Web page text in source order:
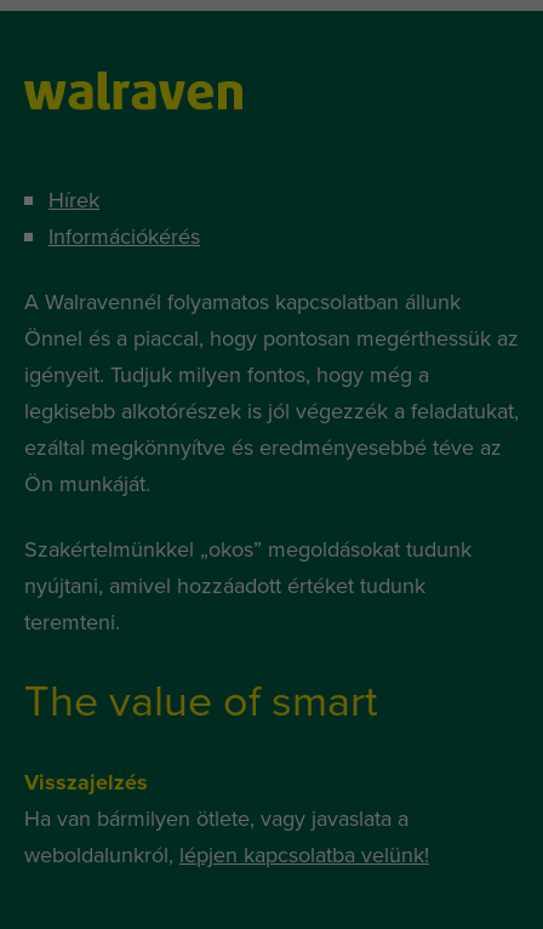
Hírek
Információkérés
A Walravennél folyamatos kapcsolatban állunk
Önnel és a piaccal, hogy pontosan megérthessük az
igényeit. Tudjuk milyen fontos, hogy még a
legkisebb alkotórészek is jól végezzék a feladatukat,
ezáltal megkönnyítve és eredményesebbé téve az
Ön munkáját.
Szakértelmünkkel „okos” megoldásokat tudunk
nyújtani, amivel hozzáadott értéket tudunk
teremteni.
The value of smart
Visszajelzés
Ha van bármilyen ötlete, vagy javaslata a
weboldalunkról, lépjen kapcsolatba velünk!